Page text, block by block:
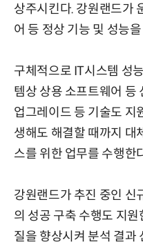
상주시킨다. 강원랜드가
어 등 정상 기능 및 성능
구체적으로 IT시스템 성
템상 상용 소프트웨어 등
업그레이드 등 기술도 지
생해도 해결할 때까지 대
스를 위한 업무를 수행한
강원랜드가 추진 중인 신
의 성공 구축 수행도 지
질을 향상시켜 분석 결과